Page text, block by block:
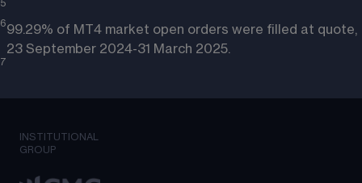
5
699.29% of MT4 market open orders were filled at quote,
23 September 2024-31 March 2025.
7
INSTITUTIONAL
GROUP